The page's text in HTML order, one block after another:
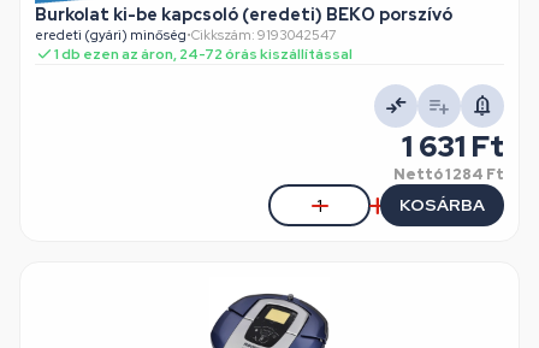
Burkolat ki-be kapcsoló (eredeti) BEKO porszívó
eredeti (gyári) minőség•Cikkszám: 9193042547
1 db ezen az áron, 24-72 órás kiszállítással
1 631 Ft
Nettó1 284 Ft
KOSÁRBA